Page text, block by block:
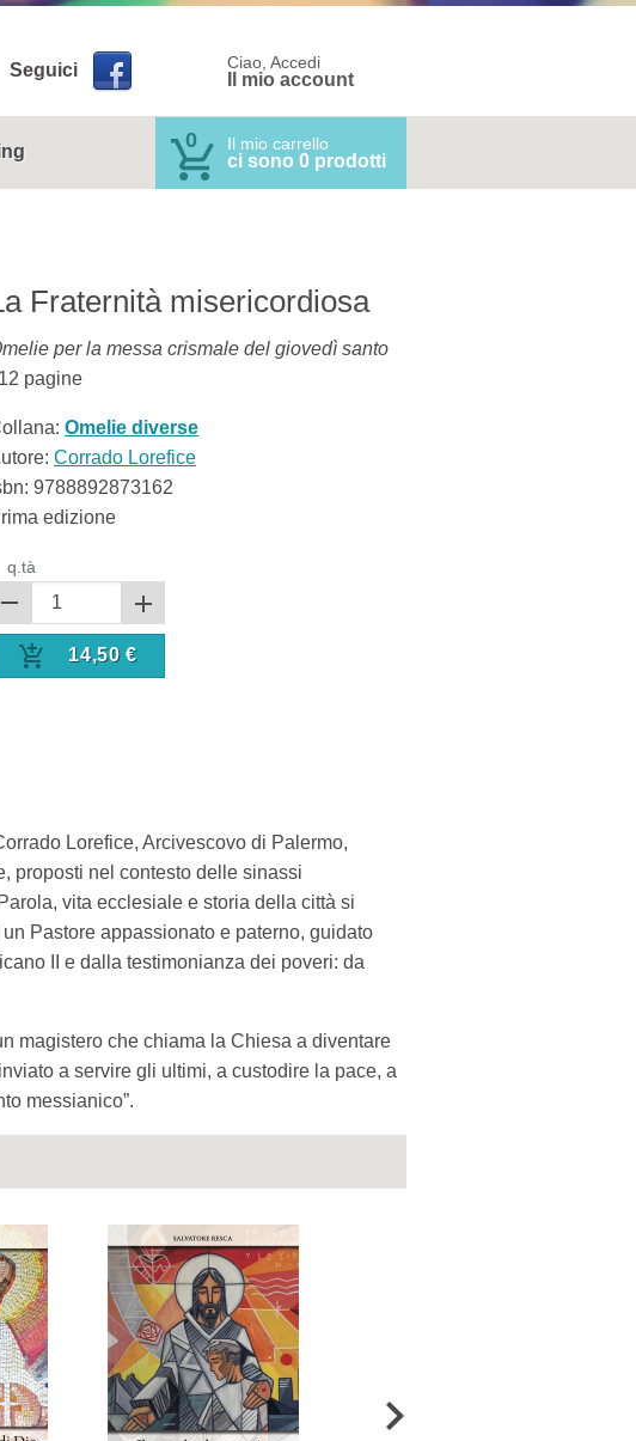
Seguici Ciao, Accedi
Il mio account
0 Il mio carrello
ci sono 0 prodotti
Fraternità misericordiosa
per la messa crismale del giovedì santo
pagine
Omelie diverse
Corrado Lorefice
9788892873162
edizione
q.tà
14,50 €
Lorefice, Arcivescovo di Palermo,
proposti nel contesto delle sinassi
vita ecclesiale e storia della città si
Pastore appassionato e paterno, guidato
II e dalla testimonianza dei poveri: da
magistero che chiama la Chiesa a diventare
a servire gli ultimi, a custodire la pace, a
messianico”.